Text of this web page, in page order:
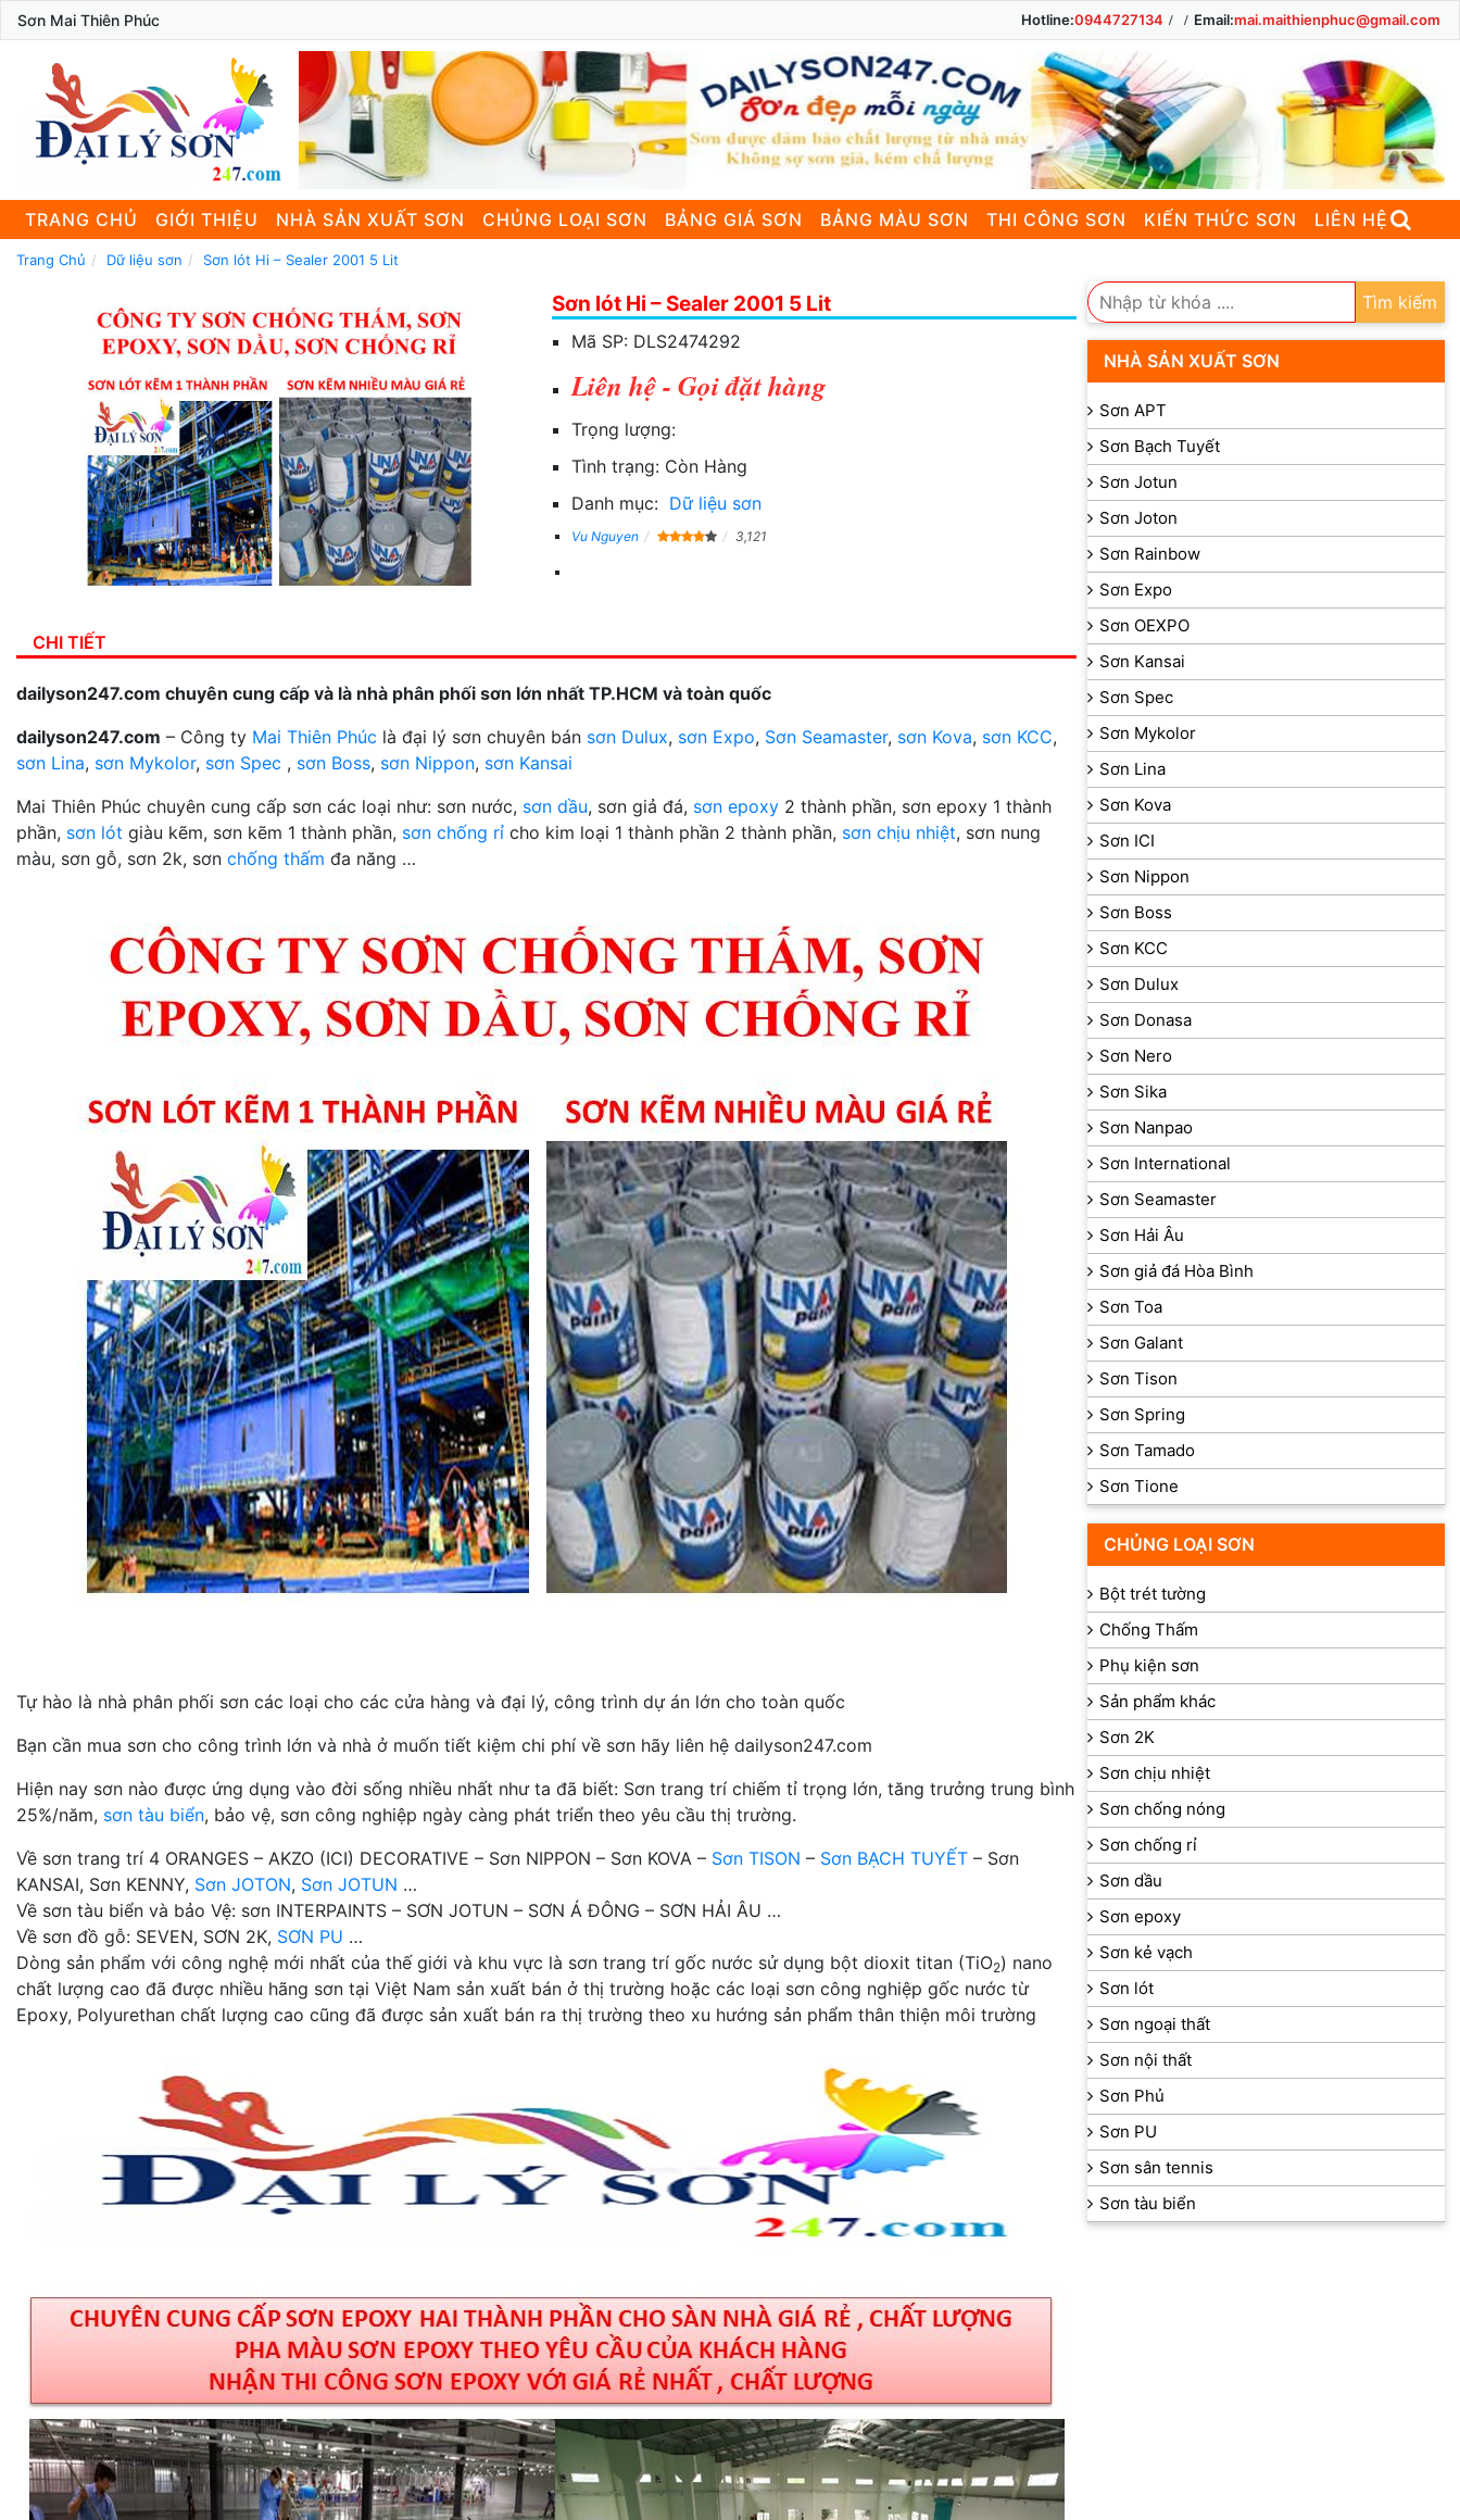
Sơn Mai Thiên Phúc Hotline:0944727134 Email:mai.maithienphuc@gmail.com
TRANG CHỦ GIỚI THIỆU NHÀ SẢN XUẤT SƠN CHỦNG LOẠI SƠN BẢNG GIÁ SƠN BẢNG MÀU SƠN THI CÔNG SƠN KIẾN THỨC SƠN LIÊN HỆ
Trang Chủ Dữ liệu sơn Sơn lót Hi – Sealer 2001 5 Lit
Sơn lót Hi – Sealer 2001 5 Lit
Mã SP: DLS2474292
Liên hệ - Gọi đặt hàng
Trọng lượng:
Tình trạng: Còn Hàng
Danh mục: Dữ liệu sơn
Vu Nguyen 3,121
CHI TIẾT
dailyson247.com chuyên cung cấp và là nhà phân phối sơn lớn nhất TP.HCM và toàn quốc
dailyson247.com – Công ty Mai Thiên Phúc là đại lý sơn chuyên bán sơn Dulux, sơn Expo, Sơn Seamaster, sơn Kova, sơn KCC,
sơn Lina, sơn Mykolor, sơn Spec , sơn Boss, sơn Nippon, sơn Kansai
Mai Thiên Phúc chuyên cung cấp sơn các loại như: sơn nước, sơn dầu, sơn giả đá, sơn epoxy 2 thành phần, sơn epoxy 1 thành
phần, sơn lót giàu kẽm, sơn kẽm 1 thành phần, sơn chống rỉ cho kim loại 1 thành phần 2 thành phần, sơn chịu nhiệt, sơn nung
màu, sơn gỗ, sơn 2k, sơn chống thấm đa năng …
Tự hào là nhà phân phối sơn các loại cho các cửa hàng và đại lý, công trình dự án lớn cho toàn quốc
Bạn cần mua sơn cho công trình lớn và nhà ở muốn tiết kiệm chi phí về sơn hãy liên hệ dailyson247.com
Hiện nay sơn nào được ứng dụng vào đời sống nhiều nhất như ta đã biết: Sơn trang trí chiếm tỉ trọng lớn, tăng trưởng trung bình
25%/năm, sơn tàu biển, bảo vệ, sơn công nghiệp ngày càng phát triển theo yêu cầu thị trường.
Về sơn trang trí 4 ORANGES – AKZO (ICI) DECORATIVE – Sơn NIPPON – Sơn KOVA – Sơn TISON – Sơn BẠCH TUYẾT – Sơn
KANSAI, Sơn KENNY, Sơn JOTON, Sơn JOTUN …
Về sơn tàu biển và bảo Vệ: sơn INTERPAINTS – SƠN JOTUN – SƠN Á ĐÔNG – SƠN HẢI ÂU …
Về sơn đồ gỗ: SEVEN, SƠN 2K, SƠN PU …
Dòng sản phẩm với công nghệ mới nhất của thế giới và khu vực là sơn trang trí gốc nước sử dụng bột dioxit titan (TiO2) nano
chất lượng cao đã được nhiều hãng sơn tại Việt Nam sản xuất bán ở thị trường hoặc các loại sơn công nghiệp gốc nước từ
Epoxy, Polyurethan chất lượng cao cũng đã được sản xuất bán ra thị trường theo xu hướng sản phẩm thân thiện môi trường
Tìm kiếm
NHÀ SẢN XUẤT SƠN
Sơn APT
Sơn Bạch Tuyết
Sơn Jotun
Sơn Joton
Sơn Rainbow
Sơn Expo
Sơn OEXPO
Sơn Kansai
Sơn Spec
Sơn Mykolor
Sơn Lina
Sơn Kova
Sơn ICI
Sơn Nippon
Sơn Boss
Sơn KCC
Sơn Dulux
Sơn Donasa
Sơn Nero
Sơn Sika
Sơn Nanpao
Sơn International
Sơn Seamaster
Sơn Hải Âu
Sơn giả đá Hòa Bình
Sơn Toa
Sơn Galant
Sơn Tison
Sơn Spring
Sơn Tamado
Sơn Tione
CHỦNG LOẠI SƠN
Bột trét tường
Chống Thấm
Phụ kiện sơn
Sản phẩm khác
Sơn 2K
Sơn chịu nhiệt
Sơn chống nóng
Sơn chống rỉ
Sơn dầu
Sơn epoxy
Sơn kẻ vạch
Sơn lót
Sơn ngoại thất
Sơn nội thất
Sơn Phủ
Sơn PU
Sơn sân tennis
Sơn tàu biển